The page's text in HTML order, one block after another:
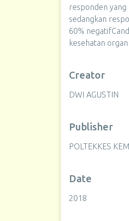
responden yang
sedangkan
60%
kesehatan
Creator
DWI AGUSTIN
Publisher
POLTEKKES
Date
2018